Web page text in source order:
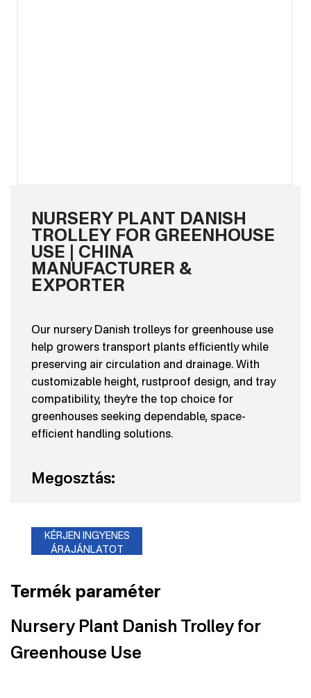
NURSERY PLANT DANISH
TROLLEY FOR GREENHOUSE
USE | CHINA
MANUFACTURER &
EXPORTER
Our nursery Danish trolleys for greenhouse use
help growers transport plants efficiently while
preserving air circulation and drainage. With
customizable height, rustproof design, and tray
compatibility, they’re the top choice for
greenhouses seeking dependable, space-
efficient handling solutions.
Megosztás:
KÉRJEN INGYENES
ÁRAJÁNLATOT
Termék paraméter
Nursery Plant Danish Trolley for
Greenhouse Use